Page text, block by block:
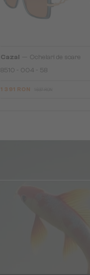
Cazal
Ochelari de soare
8510 - 004 - 58
1 391 RON